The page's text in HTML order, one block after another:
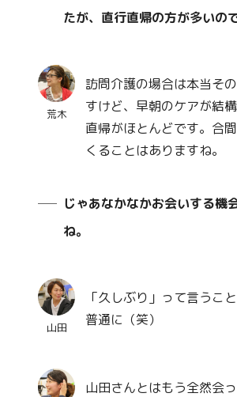
たが、直行直帰の方が多いの
荒木
訪問介護の場合は本当そ
すけど、早朝のケアが結
直帰がほとんどです。合
くることはありますね。
じゃあなかなかお会いする機
ね。
山田
「久しぶり」って言うこ
普通に（笑）
山田さんとはもう全然会